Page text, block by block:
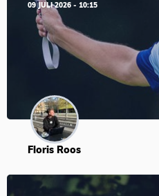
09 JULI 2026 - 10:15
Floris Roos